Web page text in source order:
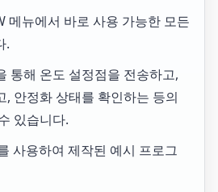
메뉴에서 바로 사용 가능한 모든
.
통해 온도 설정점을 전송하고,
, 안정화 상태를 확인하는 등의
있습니다.
사용하여 제작된 예시 프로그